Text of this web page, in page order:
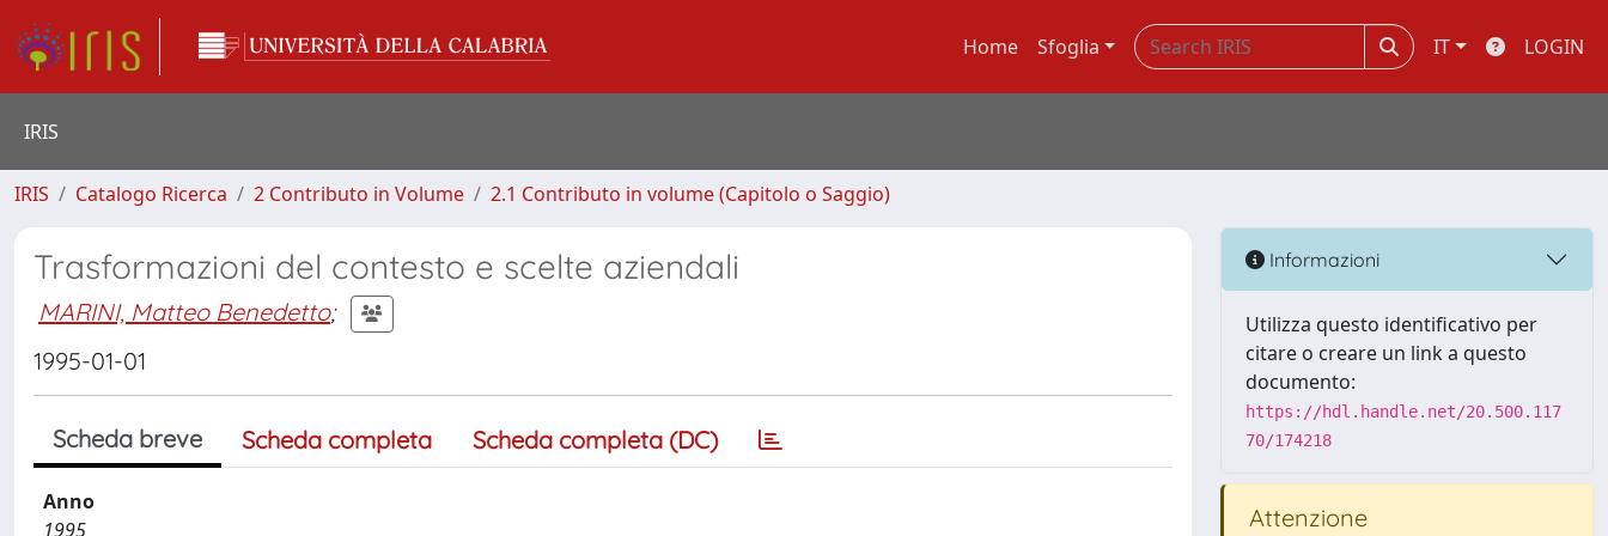
Home Sfoglia IT LOGIN
IRIS
IRIS Catalogo Ricerca 2 Contributo in Volume 2.1 Contributo in volume (Capitolo o Saggio)
Trasformazioni del contesto e scelte aziendali
MARINI, Matteo Benedetto;
1995-01-01
Scheda breve Scheda completa Scheda completa (DC)
Anno
1995
Informazioni
Utilizza questo identificativo per
citare o creare un link a questo
documento:
https://hdl.handle.net/20.500.117
70/174218
Attenzione